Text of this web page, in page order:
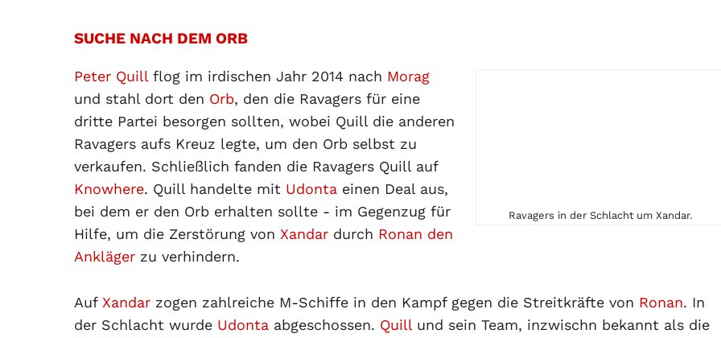
SUCHE NACH DEM ORB
Ravagers in der Schlacht um Xandar.
Peter Quill flog im irdischen Jahr 2014 nach Morag
und stahl dort den Orb, den die Ravagers für eine
dritte Partei besorgen sollten, wobei Quill die anderen
Ravagers aufs Kreuz legte, um den Orb selbst zu
verkaufen. Schließlich fanden die Ravagers Quill auf
Knowhere. Quill handelte mit Udonta einen Deal aus,
bei dem er den Orb erhalten sollte - im Gegenzug für
Hilfe, um die Zerstörung von Xandar durch Ronan den
Ankläger zu verhindern.
Auf Xandar zogen zahlreiche M-Schiffe in den Kampf gegen die Streitkräfte von Ronan. In
der Schlacht wurde Udonta abgeschossen. Quill und sein Team, inzwischn bekannt als die